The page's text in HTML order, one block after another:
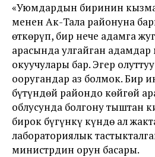
«Уюмдардын биринин
менен Ак-Тала районуна
өткөрүп, бир нече адамга
арасында улгайган
окуучулары бар. Эгер
ооругандар аз болмок. Бир
бүтүндөй райондо көйгөй
облусунда болгону тыштан
бирок бүгүнкү күндө ал
лабораториялык
министрдин орун басары.